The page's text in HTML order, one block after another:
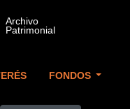
FONDOS